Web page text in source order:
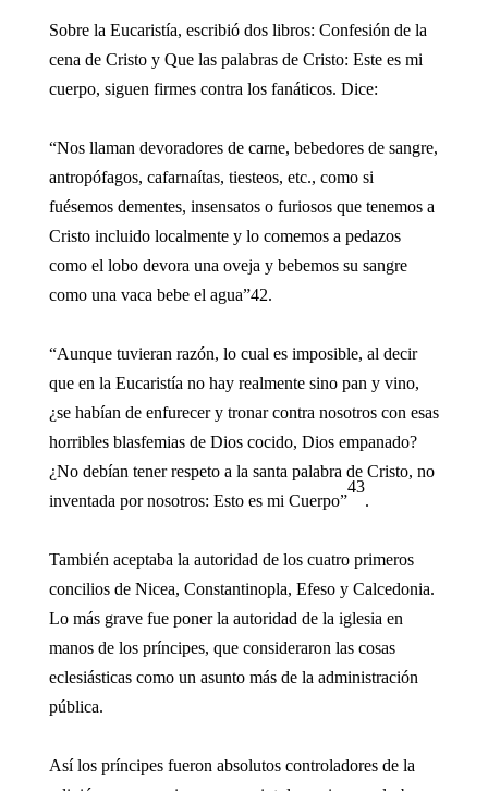
Sobre la Eucaristía, escribió dos libros: Confesión de la
cena de Cristo y Que las palabras de Cristo: Este es mi
cuerpo, siguen firmes contra los fanáticos. Dice:
“Nos llaman devoradores de carne, bebedores de sangre,
antropófagos, cafarnaítas, tiesteos, etc., como si
fuésemos dementes, insensatos o furiosos que tenemos a
Cristo incluido localmente y lo comemos a pedazos
como el lobo devora una oveja y bebemos su sangre
como una vaca bebe el agua”42.
“Aunque tuvieran razón, lo cual es imposible, al decir
que en la Eucaristía no hay realmente sino pan y vino,
¿se habían de enfurecer y tronar contra nosotros con esas
horribles blasfemias de Dios cocido, Dios empanado?
¿No debían tener respeto a la santa palabra de Cristo, no
inventada por nosotros: Esto es mi Cuerpo”
43
.
También aceptaba la autoridad de los cuatro primeros
concilios de Nicea, Constantinopla, Efeso y Calcedonia.
Lo más grave fue poner la autoridad de la iglesia en
manos de los príncipes, que consideraron las cosas
eclesiásticas como un asunto más de la administración
pública.
Así los príncipes fueron absolutos controladores de la